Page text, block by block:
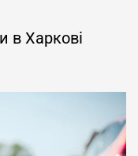
в Харкові